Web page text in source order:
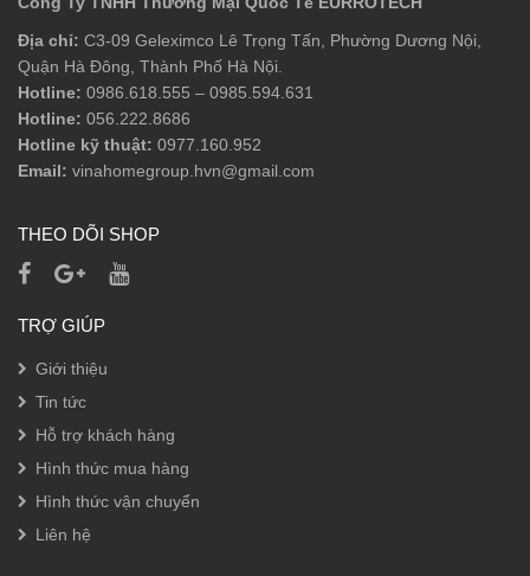
Địa chỉ: C3-09 Geleximco Lê Trọng Tấn, Phường Dương Nội,
Quận Hà Đông, Thành Phố Hà Nội.
Hotline: 0986.618.555 – 0985.594.631
Hotline: 056.222.8686
Hotline kỹ thuật: 0977.160.952
Email: vinahomegroup.hvn@gmail.com
THEO DÕI SHOP
TRỢ GIÚP
Giới thiệu
Tin tức
Hỗ trợ khách hàng
Hình thức mua hàng
Hình thức vận chuyển
Liên hệ